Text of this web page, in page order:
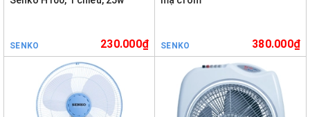
SENKO 230.000₫ SENKO 380.000₫